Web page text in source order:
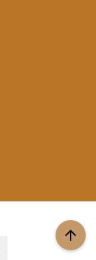
arrow_upward